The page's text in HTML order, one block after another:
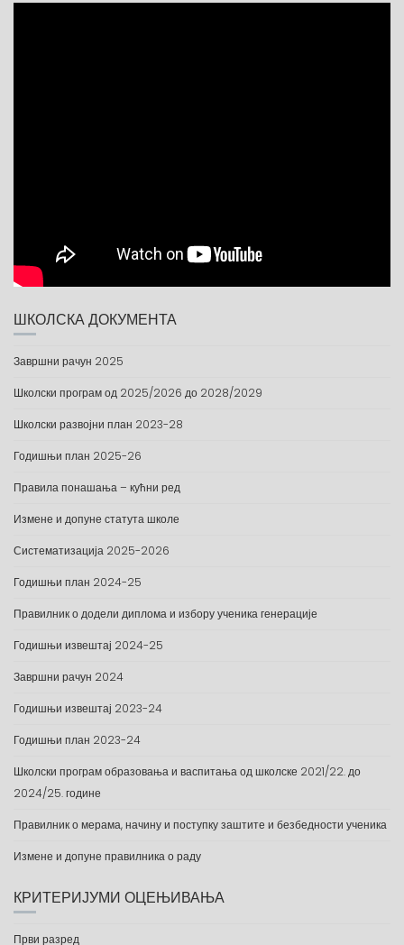
ШКОЛСКА ДОКУМЕНТА
Завршни рачун 2025
Школски програм од 2025/2026 до 2028/2029
Школски развојни план 2023-28
Годишњи план 2025-26
Правила понашања – кућни ред
Измене и допуне статута школе
Систематизација 2025-2026
Годишњи план 2024-25
Правилник о додели диплома и избору ученика генерације
Годишњи извештај 2024-25
Завршни рачун 2024
Годишњи извештај 2023-24
Годишњи план 2023-24
Школски програм образовања и васпитања од школске 2021/22. до
2024/25. године
Правилник о мерама, начину и поступку заштите и безбедности ученика
Измене и допуне правилника о раду
КРИТЕРИЈУМИ ОЦЕЊИВАЊА
Први разред